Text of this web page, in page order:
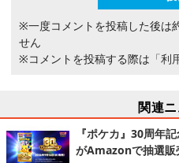
※一度コメントを投稿した後は
せん
※コメントを投稿する際は 「利
関連ニ
『ポケカ』30周年
がAmazonで抽選販